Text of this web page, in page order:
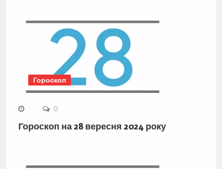
Гороскоп
0
Гороскоп на 28 вересня 2024 року